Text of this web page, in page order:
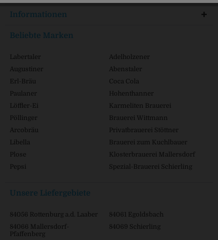
Informationen
Beliebte Marken
Labertaler
Adelholzener
Augustiner
Abenstaler
Erl-Bräu
Coca Cola
Paulaner
Hohenthanner
Löffler-Ei
Karmeliten Brauerei
Pöllinger
Brauerei Wittmann
Arcobräu
Privatbrauerei Stöttner
Libella
Brauerei zum Kuchlbauer
Plose
Klosterbrauerei Mallersdorf
Pepsi
Spezial-Brauerei Schierling
Unsere Liefergebiete
84056 Rottenburg a.d. Laaber
84061 Egoldsbach
84066 Mallersdorf-
Pfaffenberg
84069 Schierling